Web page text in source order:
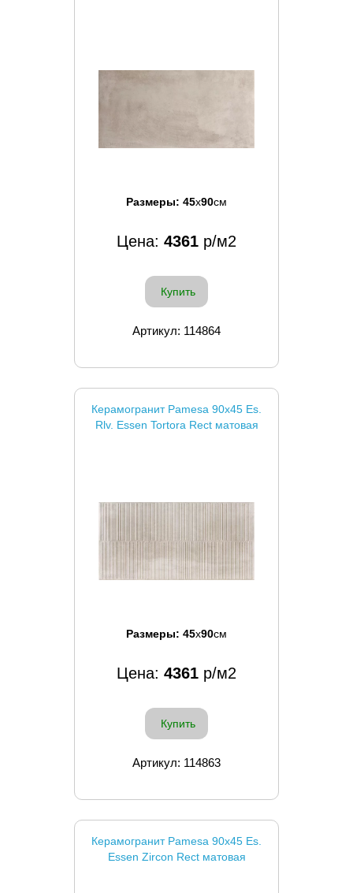
Размеры: 45x90см
Цена: 4361 р/м2
Купить
Артикул: 114864
Керамогранит Pamesa 90x45 Es.
Rlv. Essen Tortora Rect матовая
Размеры: 45x90см
Цена: 4361 р/м2
Купить
Артикул: 114863
Керамогранит Pamesa 90x45 Es.
Essen Zircon Rect матовая